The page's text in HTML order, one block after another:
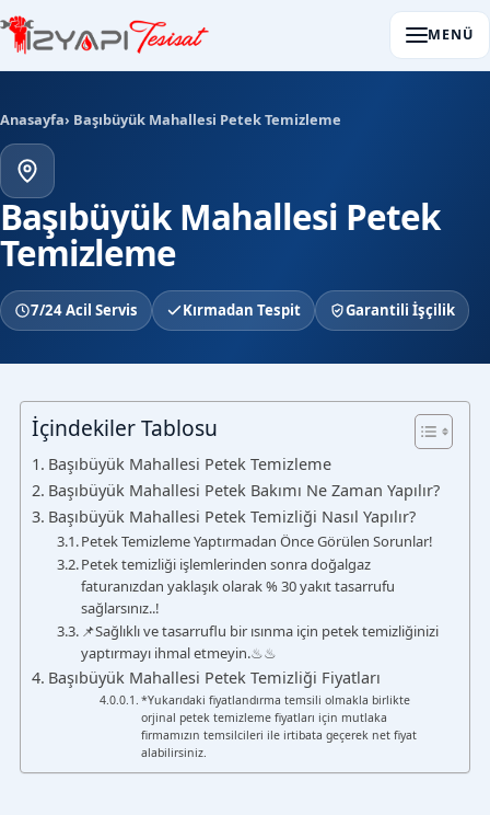
MENÜ
Anasayfa› Başıbüyük Mahallesi Petek Temizleme
Başıbüyük Mahallesi Petek
Temizleme
7/24 Acil Servis Kırmadan Tespit Garantili İşçilik
İçindekiler Tablosu
Başıbüyük Mahallesi Petek Temizleme
Başıbüyük Mahallesi Petek Bakımı Ne Zaman Yapılır?
Başıbüyük Mahallesi Petek Temizliği Nasıl Yapılır?
Petek Temizleme Yaptırmadan Önce Görülen Sorunlar!
Petek temizliği işlemlerinden sonra doğalgaz
faturanızdan yaklaşık olarak % 30 yakıt tasarrufu
sağlarsınız..!
📌Sağlıklı ve tasarruflu bir ısınma için petek temizliğinizi
yaptırmayı ihmal etmeyin.♨♨
Başıbüyük Mahallesi Petek Temizliği Fiyatları
*Yukarıdaki fiyatlandırma temsili olmakla birlikte
orjinal petek temizleme fiyatları için mutlaka
firmamızın temsilcileri ile irtibata geçerek net fiyat
alabilirsiniz.